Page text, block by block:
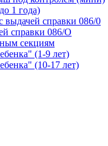
1 года)
справки 086/0
справки 086/О
секциям
(1-9 лет)
(10-17 лет)